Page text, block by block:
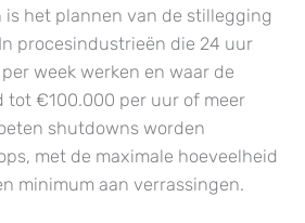
is het plannen van de stillegging
procesindustrieën die 24 uur
week werken en waar de
tot €100.000 per uur of meer
shutdowns worden
met de maximale hoeveelheid
minimum aan verrassingen.